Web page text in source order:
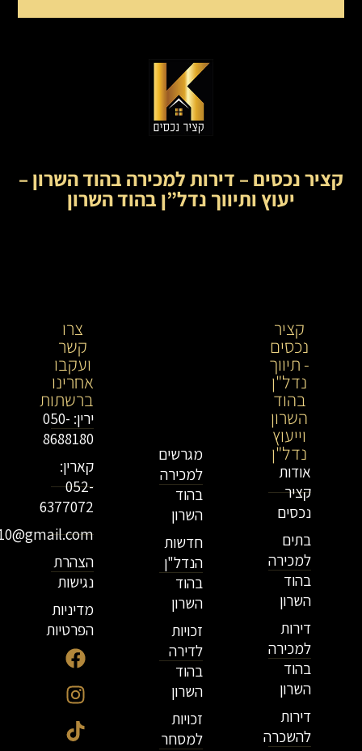
קציר נכסים – דירות למכירה בהוד השרון –
יעוץ ותיווך נדל”ן בהוד השרון
קציר
נכסים
- תיווך
נדל"ן
בהוד
השרון
וייעוץ
נדל"ן
אודות
קציר
נכסים
בתים
למכירה
בהוד
השרון
דירות
למכירה
בהוד
השרון
דירות
להשכרה
מגרשים
למכירה
בהוד
השרון
חדשות
הנדל"ן
בהוד
השרון
זכויות
לדירה
בהוד
השרון
זכויות
למסחר
צרו
קשר
ועקבו
אחרינו
ברשתות
ירין: 050-
8688180
קארין:
052-
6377072
הצהרת
נגישות
מדיניות
הפרטיות